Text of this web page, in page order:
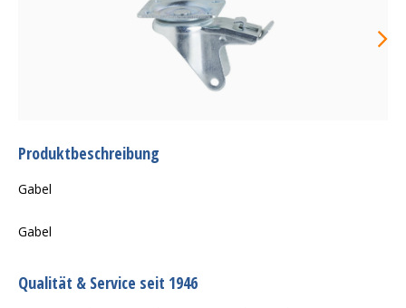
Produktbeschreibung
Gabel
Gabel
Qualität & Service seit 1946